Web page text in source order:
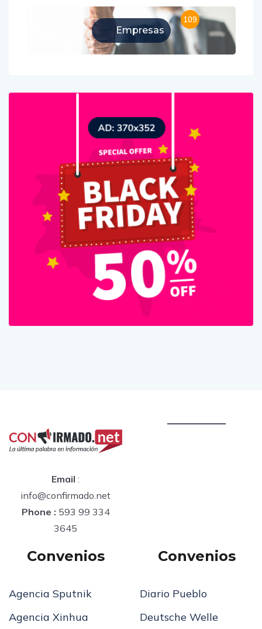
Empresas
109
Email :
info@confirmado.net
Phone : 593 99 334
3645
Convenios
Agencia Sputnik
Agencia Xinhua
Convenios
Diario Pueblo
Deutsche Welle